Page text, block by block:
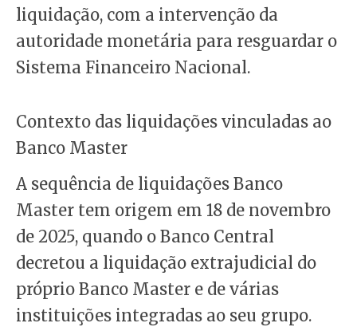
liquidação, com a intervenção da
autoridade monetária para resguardar o
Sistema Financeiro Nacional.
Contexto das liquidações vinculadas ao
Banco Master
A sequência de liquidações Banco
Master tem origem em 18 de novembro
de 2025, quando o Banco Central
decretou a liquidação extrajudicial do
próprio Banco Master e de várias
instituições integradas ao seu grupo.